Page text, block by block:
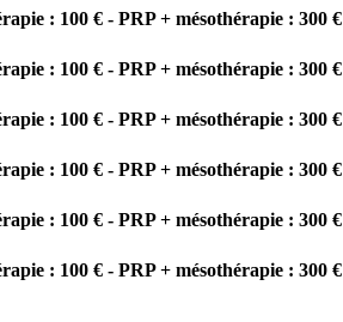
: 100 € - PRP + mésothérapie : 300 €
: 100 € - PRP + mésothérapie : 300 €
: 100 € - PRP + mésothérapie : 300 €
: 100 € - PRP + mésothérapie : 300 €
: 100 € - PRP + mésothérapie : 300 €
: 100 € - PRP + mésothérapie : 300 €